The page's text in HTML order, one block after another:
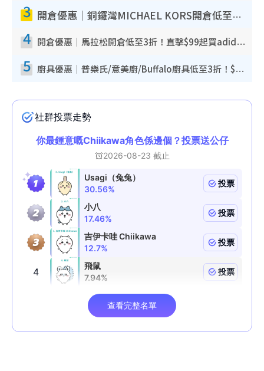
3 開倉優惠｜銅鑼灣MICHAEL KORS開倉低至17折！直擊$500起買手袋/銀包/鞋款 必買經典Jet Set系列
4 開倉優惠｜馬拉松開倉低至3折！直擊$99起買adidas／New Balance／Puma鞋款 STANLEY保溫杯劈價至$119起
5 廚具優惠｜普樂氏/意美廚/Buffalo廚具低至3折！$89起買煎鍋／炒鑊／個人鍋 同場小家電激減至$99起